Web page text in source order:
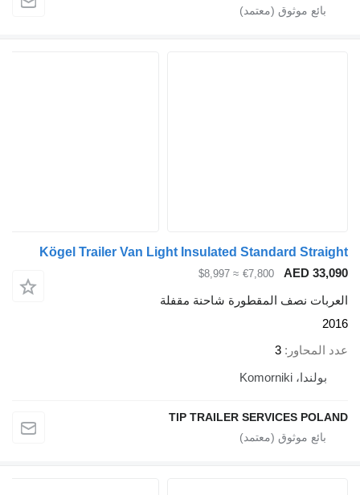
Kögel Trailer Van Light Insulated Standard Straight
AED 33,090
€7,800
≈ $8,997
العربات نصف المقطورة شاحنة مقفلة
2016
عدد المحاور
3
بولندا، Komorniki
TIP TRAILER SERVICES POLAND